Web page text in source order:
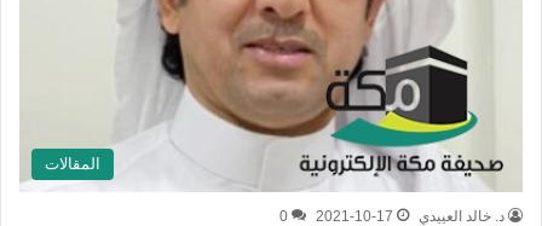
المقالات
د. خالد العييدي 2021-10-17
0